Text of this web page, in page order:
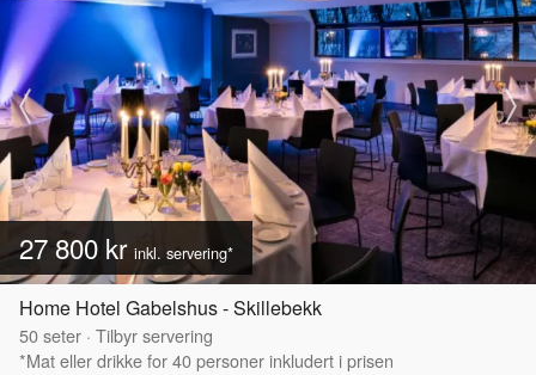
27 800 kr inkl. servering*
Home Hotel Gabelshus - Skillebekk
50seter · Tilbyr servering
*Mat eller drikke for 40 personer inkludert i prisen